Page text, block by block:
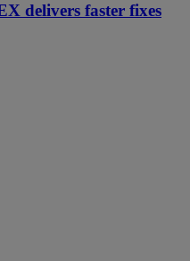
delivers faster fixes